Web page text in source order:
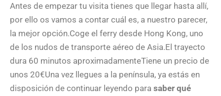
Antes de empezar tu visita tienes que llegar hasta allí,
por ello os vamos a contar cuál es, a nuestro parecer,
la mejor opción.Coge el ferry desde Hong Kong, uno
de los nudos de transporte aéreo de Asia.El trayecto
dura 60 minutos aproximadamenteTiene un precio de
unos 20€Una vez llegues a la península, ya estás en
disposición de continuar leyendo para saber qué